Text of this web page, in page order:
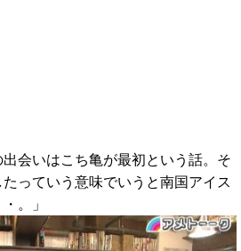
会いはこち亀が最初という話。そ
っていう意味でいうと南国アイス
。」